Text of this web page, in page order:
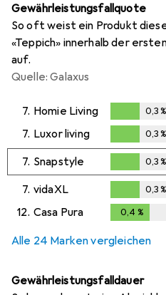
Gewährleistungsfallquote
So oft weist ein Produkt
«Teppich» innerhalb der
auf.
Quelle: Galaxus
7. Homie Living
0,3%
0,3%
7. Luxor living
0,3%
0,3%
7. Snapstyle
0,3%
0,3%
7. vidaXL
0,3%
0,3%
12. Casa Pura 0,4 %
Alle 24 Marken vergleichen
Gewährleistungsfalldauer